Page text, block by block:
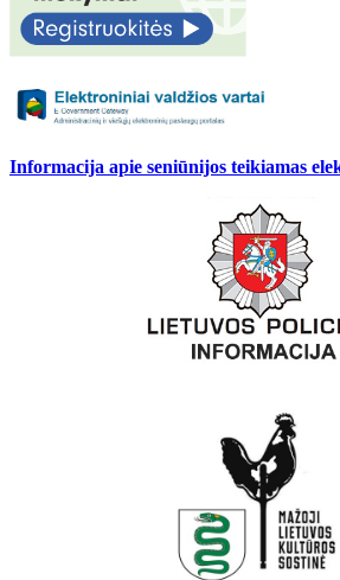
Informacija apie seniūnijos teikiamas